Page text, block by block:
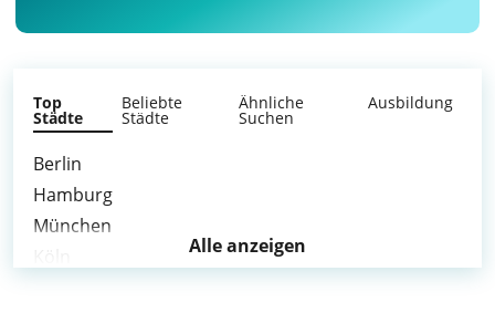
Top
Städte
Beliebte
Städte
Ähnliche
Suchen
Ausbildung
Berlin
Hamburg
München
Alle anzeigen